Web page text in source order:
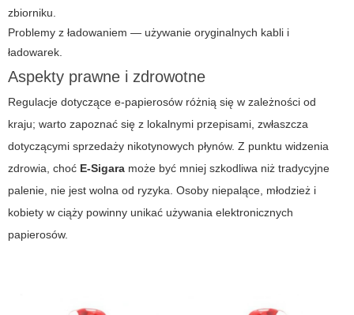
zbiorniku.
Problemy z ładowaniem — używanie oryginalnych kabli i
ładowarek.
Aspekty prawne i zdrowotne
Regulacje dotyczące e-papierosów różnią się w zależności od
kraju; warto zapoznać się z lokalnymi przepisami, zwłaszcza
dotyczącymi sprzedaży nikotynowych płynów. Z punktu widzenia
zdrowia, choć E-Sigara może być mniej szkodliwa niż tradycyjne
palenie, nie jest wolna od ryzyka. Osoby niepalące, młodzież i
kobiety w ciąży powinny unikać używania elektronicznych
papierosów.